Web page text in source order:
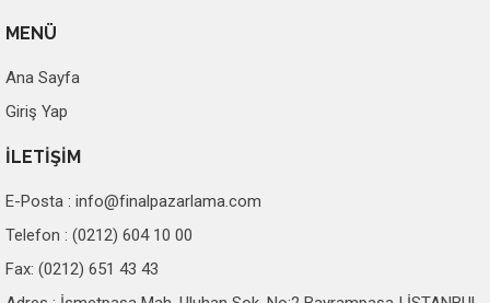
MENÜ
Ana Sayfa
Giriş Yap
İLETİŞİM
E-Posta : info@finalpazarlama.com
Telefon : (0212) 604 10 00
Fax: (0212) 651 43 43